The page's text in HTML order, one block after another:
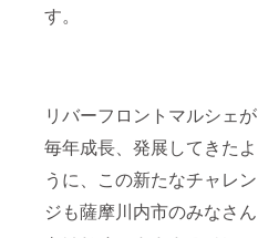
す。
リバーフロントマルシェが
毎年成長、発展してきたよ
うに、この新たなチャレン
ジも薩摩川内市のみなさん